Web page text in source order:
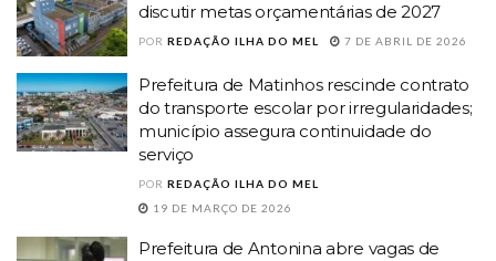
discutir metas orçamentárias de 2027
POR REDAÇÃO ILHA DO MEL 7 DE ABRIL DE 2026
Prefeitura de Matinhos rescinde contrato
do transporte escolar por irregularidades;
município assegura continuidade do
serviço
POR REDAÇÃO ILHA DO MEL
19 DE MARÇO DE 2026
Prefeitura de Antonina abre vagas de